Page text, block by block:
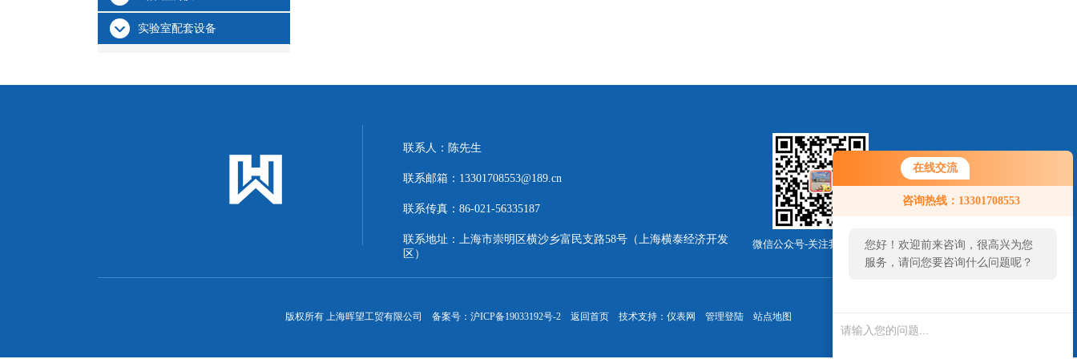
在线交流
咨询热线：13301708553
您好！欢迎前来咨询，很高兴为您
服务，请问您要咨询什么问题呢？
实验室配套设备
联系人：陈先生
联系邮箱：13301708553@189.cn
联系传真：86-021-56335187
联系地址：上海市崇明区横沙乡富民支路58号（上海横泰经济开发
区）
微信公众号-关注我们最新动态
版权所有 上海晖望工贸有限公司 备案号： 沪ICP备19033192号-2 返回首页 技术支持： 仪表网 管理登陆 站点地图